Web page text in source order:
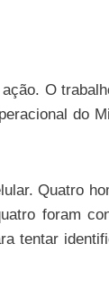
O
do
Quatro
foram
tentar